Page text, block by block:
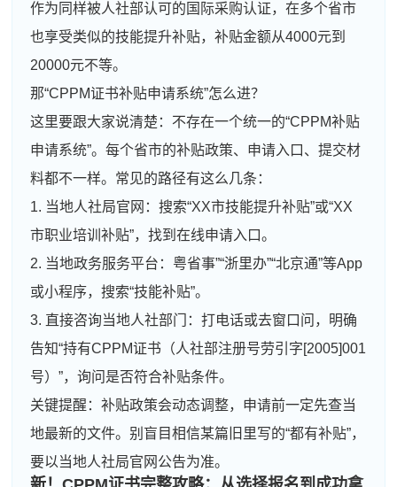
作为同样被人社部认可的国际采购认证，在多个省市
也享受类似的技能提升补贴，补贴金额从4000元到
20000元不等。
那“CPPM证书补贴申请系统”怎么进？
这里要跟大家说清楚：不存在一个统一的“CPPM补贴
申请系统”。每个省市的补贴政策、申请入口、提交材
料都不一样。常见的路径有这么几条：
1. 当地人社局官网：搜索“XX市技能提升补贴”或“XX
市职业培训补贴”，找到在线申请入口。
2. 当地政务服务平台：粤省事”“浙里办”“北京通”等App
或小程序，搜索“技能补贴”。
3. 直接咨询当地人社部门：打电话或去窗口问，明确
告知“持有CPPM证书（人社部注册号劳引字[2005]001
号）”，询问是否符合补贴条件。
关键提醒：补贴政策会动态调整，申请前一定先查当
地最新的文件。别盲目相信某篇旧里写的“都有补贴”，
要以当地人社局官网公告为准。